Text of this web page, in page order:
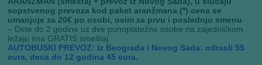
sopstvenog prevoza kod paket aranžmana (*) cena se
umanjuje za 20€ po osobi, osim za prvu i poslednju smenu
– Dete do 2 godine uz dve punoplatežne osobe na zajedničkom
ležaju ima GRATIS smeštaj.
AUTOBUSKI PREVOZ: Iz Beograda i Novog Sada: odrasli 55
eura, deca do 12 godina 45 eura.